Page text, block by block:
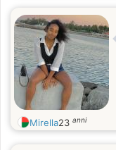
Mirella23 anni